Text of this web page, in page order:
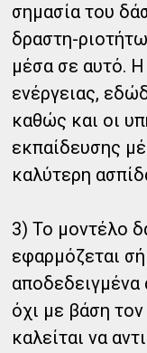
σημασία του
δραστη-
μέσα σε αυτό.
ενέργειας,
καθώς και οι
εκπαίδευσης
καλύτερη
3) Το μοντέλο
εφαρμόζεται
αποδεδειγμένα
όχι με βάση
καλείται να